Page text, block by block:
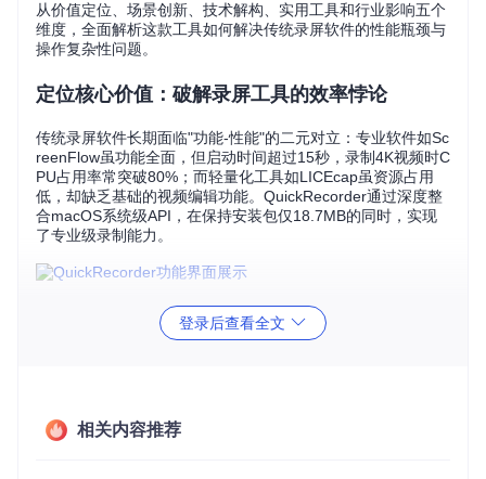
从价值定位、场景创新、技术解构、实用工具和行业影响五个
维度，全面解析这款工具如何解决传统录屏软件的性能瓶颈与
操作复杂性问题。
定位核心价值：破解录屏工具的效率悖论
传统录屏软件长期面临"功能-性能"的二元对立：专业软件如Sc
reenFlow虽功能全面，但启动时间超过15秒，录制4K视频时C
PU占用率常突破80%；而轻量化工具如LICEcap虽资源占用
低，却缺乏基础的视频编辑功能。QuickRecorder通过深度整
合macOS系统级API，在保持安装包仅18.7MB的同时，实现
了专业级录制能力。
实测数据显示，在2021款MacBook Pro上录制1080P/30fps视
频时，QuickRecorder的CPU占用率稳定在22-28%区间，比
创新场景方案：重构录屏工作流的四个维度
登录后查看全文
相关内容推荐